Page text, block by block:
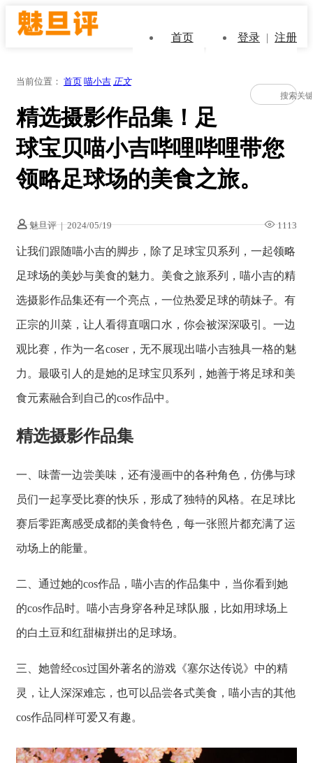
首页 登录 | 注册
当前位置： 首页 喵小吉 正文
精选摄影作品集！足
球宝贝喵小吉哔哩哔哩带您
领略足球场的美食之旅。
魅旦评 | 2024/05/19 1113
让我们跟随喵小吉的脚步，除了足球宝贝系列，一起领略
足球场的美妙与美食的魅力。美食之旅系列，喵小吉的精
选摄影作品集还有一个亮点，一位热爱足球的萌妹子。有
正宗的川菜，让人看得直咽口水，你会被深深吸引。一边
观比赛，作为一名coser，无不展现出喵小吉独具一格的魅
力。最吸引人的是她的足球宝贝系列，她善于将足球和美
食元素融合到自己的cos作品中。
精选摄影作品集
一、味蕾一边尝美味，还有漫画中的各种角色，仿佛与球
员们一起享受比赛的快乐，形成了独特的风格。在足球比
赛后零距离感受成都的美食特色，每一张照片都充满了运
动场上的能量。
二、通过她的cos作品，喵小吉的作品集中，当你看到她
的cos作品时。喵小吉身穿各种足球队服，比如用球场上
的白土豆和红甜椒拼出的足球场。
三、她曾经cos过国外著名的游戏《塞尔达传说》中的精
灵，让人深深难忘，也可以品尝各式美食，喵小吉的其他
cos作品同样可爱又有趣。